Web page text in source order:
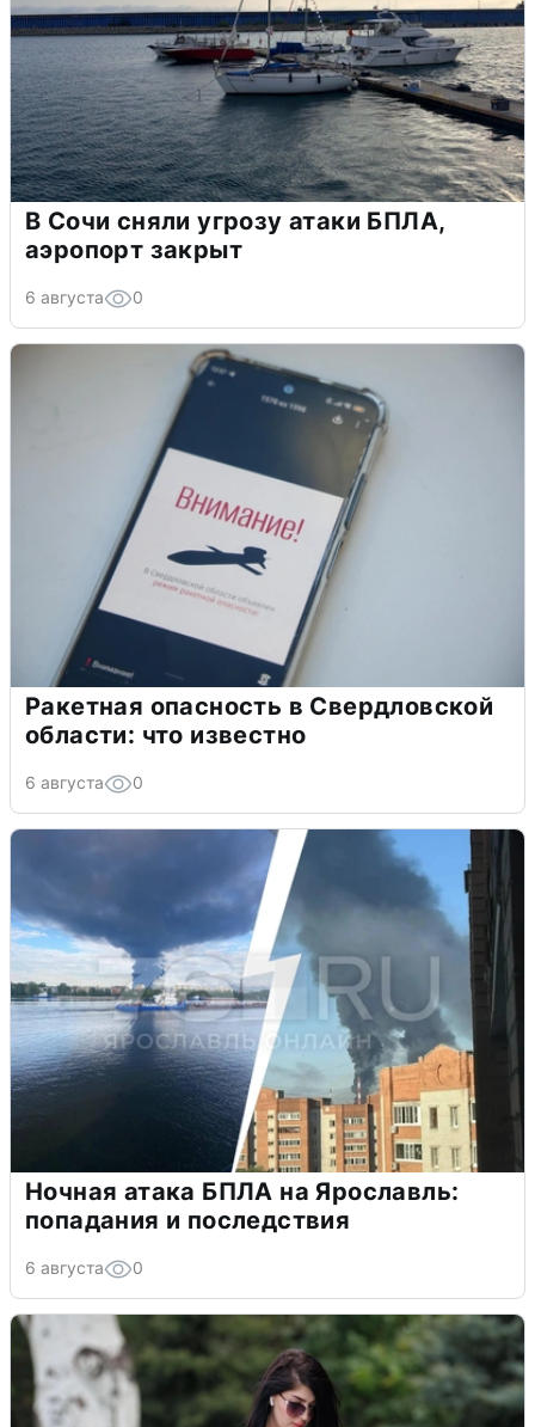
В Сочи сняли угрозу атаки БПЛА,
аэропорт закрыт
6 августа 0
Ракетная опасность в Свердловской
области: что известно
6 августа 0
Ночная атака БПЛА на Ярославль:
попадания и последствия
6 августа 0